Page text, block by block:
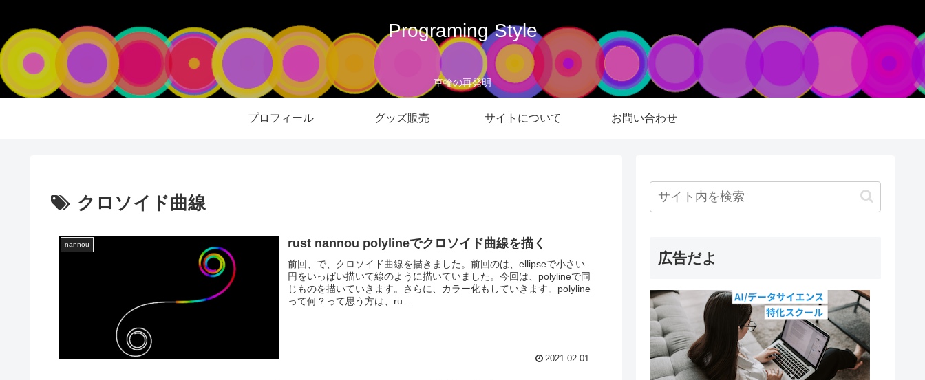
Programing Style
車輪の再発明
プロフィール グッズ販売 サイトについて お問い合わせ
クロソイド曲線
nannou rust nannou polylineでクロソイド曲線を描く
前回、で、クロソイド曲線を描きました。前回のは、ellipseで小さい
円をいっぱい描いて線のように描いていました。今回は、polylineで同
じものを描いていきます。さらに、カラー化もしていきます。polyline
って何？って思う方は、ru...
2021.02.01
広告だよ